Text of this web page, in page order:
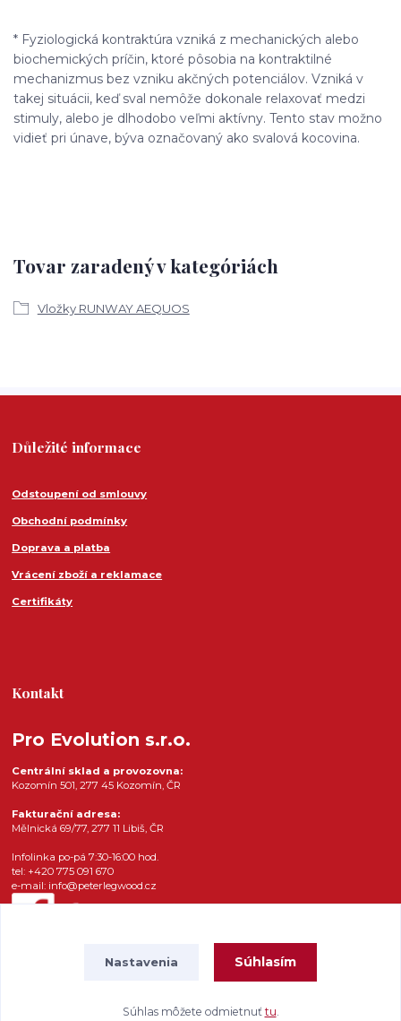
* Fyziologická kontraktúra vzniká z mechanických alebo
biochemických príčin, ktoré pôsobia na kontraktilné
mechanizmus bez vzniku akčných potenciálov. Vzniká v
takej situácii, keď sval nemôže dokonale relaxovať medzi
stimuly, alebo je dlhodobo veľmi aktívny. Tento stav možno
vidieť pri únave, býva označovaný ako svalová kocovina.
Tovar zaradený v kategóriách
Vložky RUNWAY AEQUOS
Důležité informace
Odstoupení od smlouvy
Obchodní podmínky
Doprava a platba
Vrácení zboží a reklamace
Certifikáty
Kontakt
Pro Evolution s.r.o.
Centrální sklad a provozovna:
Kozomín 501, 277 45 Kozomín, ČR
Fakturační adresa:
Mělnická 69/77, 277 11 Libiš, ČR
Infolinka po-pá 7:30-16:00 hod.
tel: +420 775 091 670
e-mail: info@peterlegwood.cz
Vytvorené na Eshop-rychlo.sk
Nastavenia Súhlasím
Súhlas môžete odmietnuť tu